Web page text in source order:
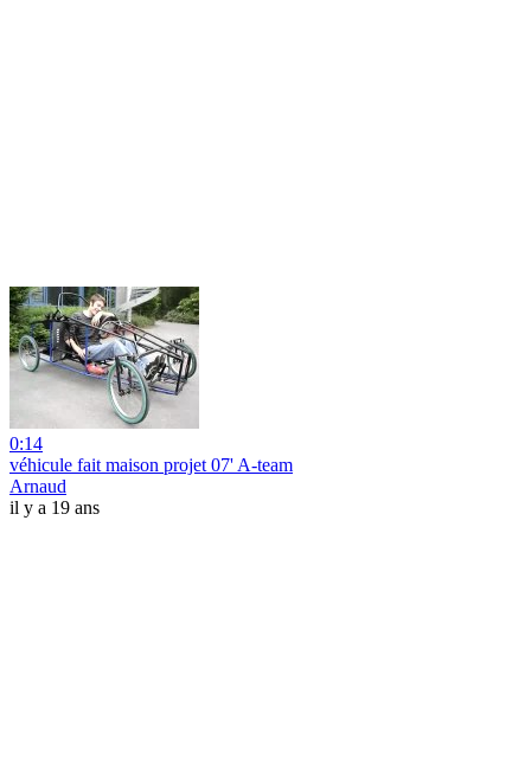
0:14
véhicule fait maison projet 07' A-team
Arnaud
il y a 19 ans